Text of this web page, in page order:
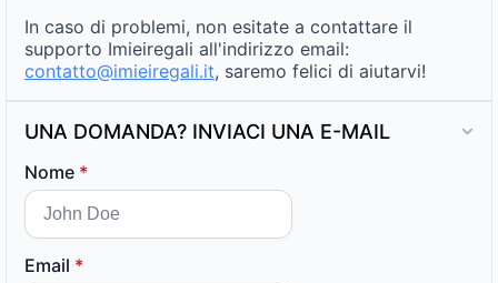
In caso di problemi, non esitate a contattare il
supporto Imieiregali all'indirizzo email:
contatto@imieiregali.it, saremo felici di aiutarvi!
UNA DOMANDA? INVIACI UNA E-MAIL
Nome *
Email *